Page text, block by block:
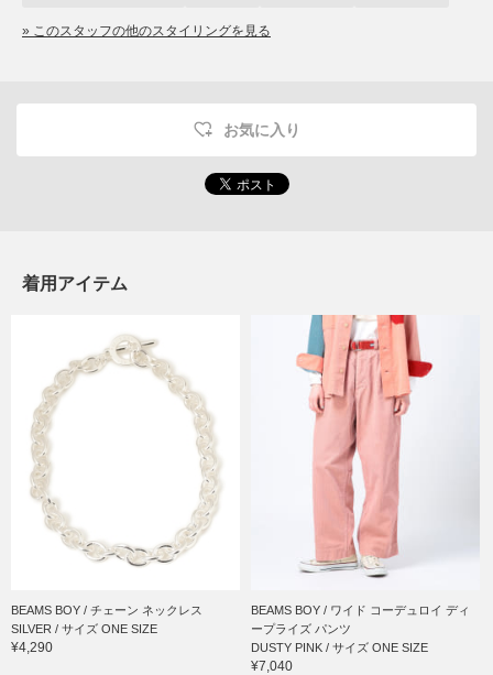
» このスタッフの他のスタイリングを見る
お気に入り
着用アイテム
BEAMS BOY / チェーン ネックレス
SILVER / サイズ ONE SIZE
¥4,290
BEAMS BOY / ワイド コーデュロイ ディ
ープライズ パンツ
DUSTY PINK / サイズ ONE SIZE
¥7,040